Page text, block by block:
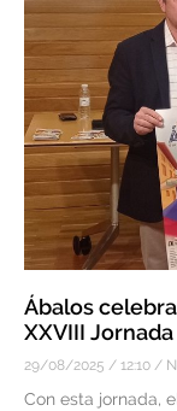
Ábalos
XXVIII
29/08/2025 12:10
Con esta jornada,